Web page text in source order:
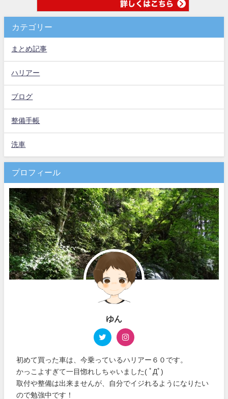
カテゴリー
まとめ記事
ハリアー
ブログ
整備手帳
洗車
プロフィール
ゆん
初めて買った車は、今乗っているハリアー６０です。
かっこよすぎて一目惚れしちゃいました( ﾟДﾟ)
取付や整備は出来ませんが、自分でイジれるようになりたい
ので勉強中です！